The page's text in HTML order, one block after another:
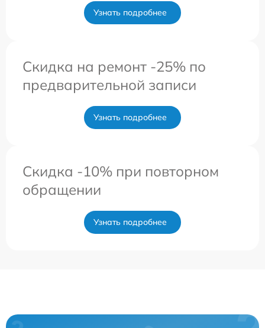
Узнать подробнее
Скидка на ремонт -25% по
предварительной записи
Узнать подробнее
Скидка -10% при повторном
обращении
Узнать подробнее